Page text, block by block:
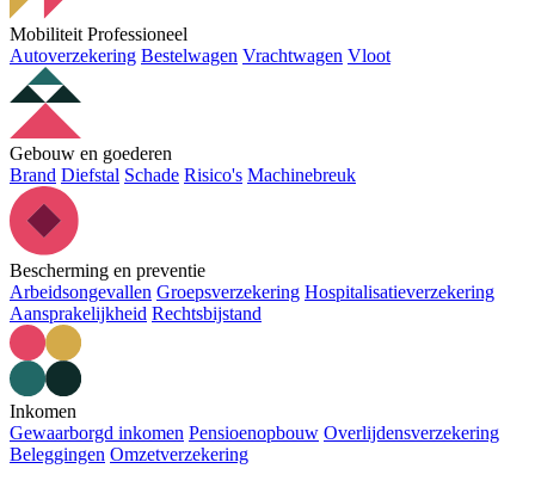
Mobiliteit Professioneel
Autoverzekering Bestelwagen Vrachtwagen Vloot
Gebouw en goederen
Brand Diefstal Schade Risico's Machinebreuk
Bescherming en preventie
Arbeidsongevallen Groepsverzekering Hospitalisatieverzekering
Aansprakelijkheid Rechtsbijstand
Inkomen
Gewaarborgd inkomen Pensioenopbouw Overlijdensverzekering
Beleggingen Omzetverzekering